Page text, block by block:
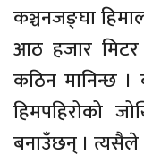
कञ्चनजङ्घा
आठ हजार
कठिन मानिन्छ
हिमपहिरोको
बनाउँछन् । त्यसैले